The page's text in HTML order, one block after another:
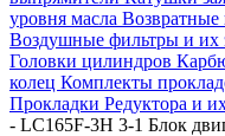
уровня масла
Воздушные фильтры и их
Головки цилиндров
колец Комплекты
Прокладки Редуктора и
- LC165F-3H 3-1 Блок